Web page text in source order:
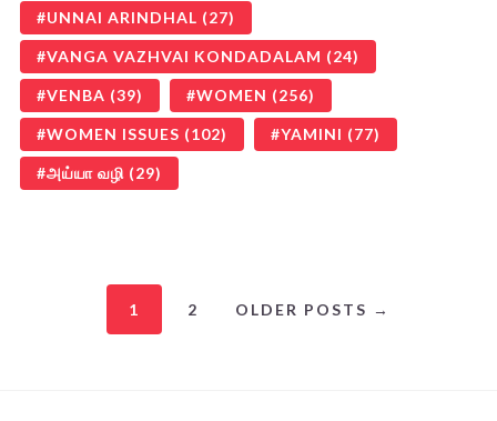
UNNAI ARINDHAL (27)
VANGA VAZHVAI KONDADALAM (24)
VENBA (39) WOMEN (256)
WOMEN ISSUES (102) YAMINI (77)
அய்யா வழி (29)
1 2 OLDER POSTS →